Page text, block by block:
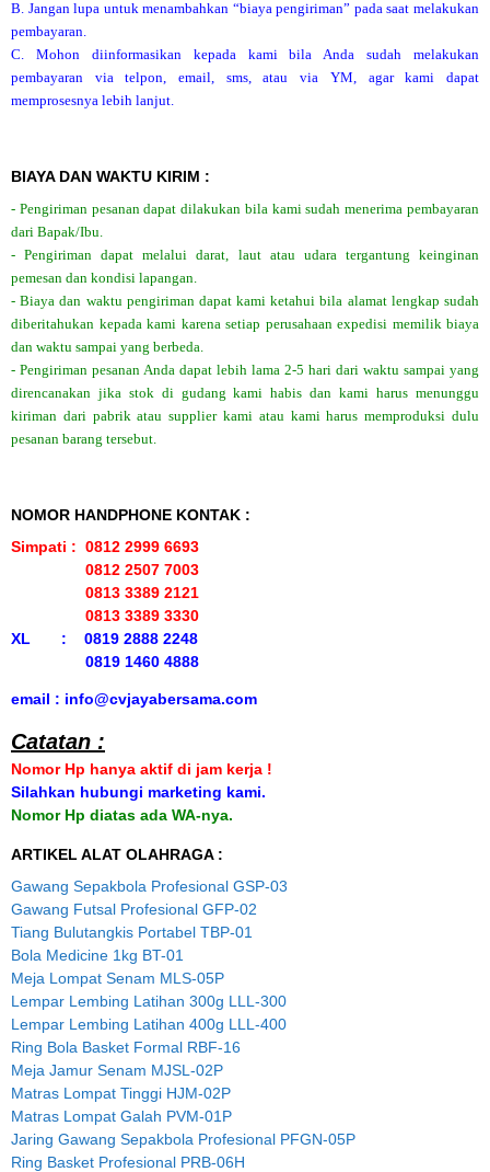
B. Jangan lupa untuk menambahkan “biaya pengiriman” pada saat melakukan
pembayaran.
C. Mohon diinformasikan kepada kami bila Anda sudah melakukan
pembayaran via telpon, email, sms, atau via YM, agar kami dapat
memprosesnya lebih lanjut.
BIAYA DAN WAKTU KIRIM :
- Pengiriman pesanan dapat dilakukan bila kami sudah menerima pembayaran
dari Bapak/Ibu.
- Pengiriman dapat melalui darat, laut atau udara tergantung keinginan
pemesan dan kondisi lapangan.
- Biaya dan waktu pengiriman dapat kami ketahui bila alamat lengkap sudah
diberitahukan kepada kami karena setiap perusahaan expedisi memilik biaya
dan waktu sampai yang berbeda.
- Pengiriman pesanan Anda dapat lebih lama 2-5 hari dari waktu sampai yang
direncanakan jika stok di gudang kami habis dan kami harus menunggu
kiriman dari pabrik atau supplier kami atau kami harus memproduksi dulu
pesanan barang tersebut.
NOMOR HANDPHONE KONTAK :
Simpati : 0812 2999 6693
0812 2507 7003
0813 3389 2121
0813 3389 3330
XL : 0819 2888 2248
0819 1460 4888
email : info@cvjayabersama.com
Catatan :
Nomor Hp hanya aktif di jam kerja !
Silahkan hubungi marketing kami.
Nomor Hp diatas ada WA-nya.
ARTIKEL ALAT OLAHRAGA :
Gawang Sepakbola Profesional GSP-03
Gawang Futsal Profesional GFP-02
Tiang Bulutangkis Portabel TBP-01
Bola Medicine 1kg BT-01
Meja Lompat Senam MLS-05P
Lempar Lembing Latihan 300g LLL-300
Lempar Lembing Latihan 400g LLL-400
Ring Bola Basket Formal RBF-16
Meja Jamur Senam MJSL-02P
Matras Lompat Tinggi HJM-02P
Matras Lompat Galah PVM-01P
Jaring Gawang Sepakbola Profesional PFGN-05P
Ring Basket Profesional PRB-06H